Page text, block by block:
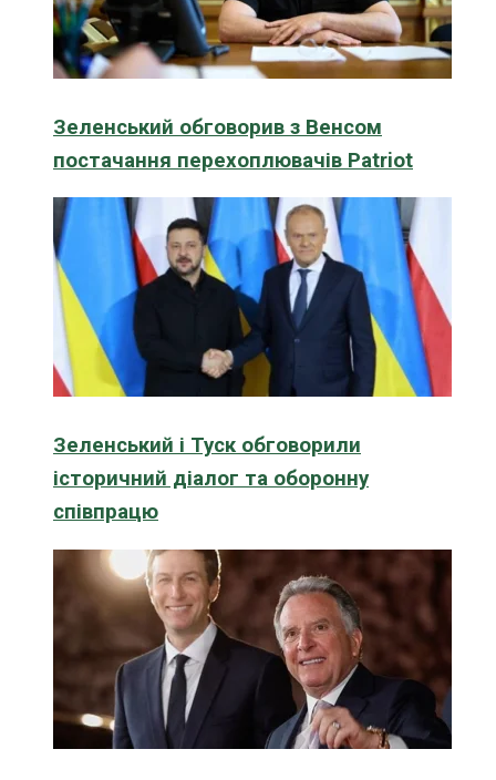
Зеленський обговорив з Венсом
постачання перехоплювачів Patriot
Зеленський і Туск обговорили
історичний діалог та оборонну
співпрацю